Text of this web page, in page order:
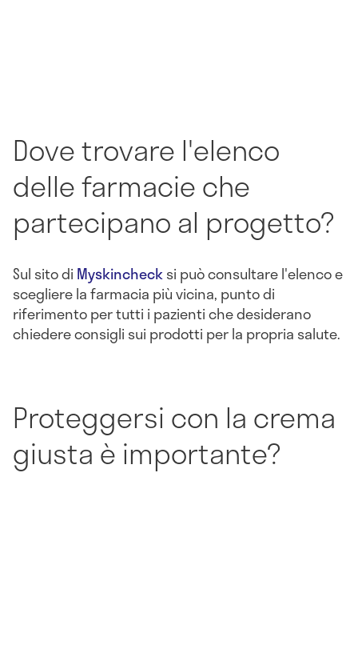
Dove trovare l'elenco
delle farmacie che
partecipano al progetto?
Sul sito di Myskinchecksi può consultare l'elenco e
scegliere la farmacia più vicina, punto di
riferimento per tutti i pazienti che desiderano
chiedere consigli sui prodotti per la propria salute.
Proteggersi con la crema
giusta è importante?